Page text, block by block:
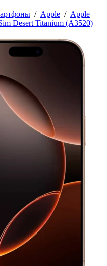
/ Apple / Apple
Desert Titanium (A3520)